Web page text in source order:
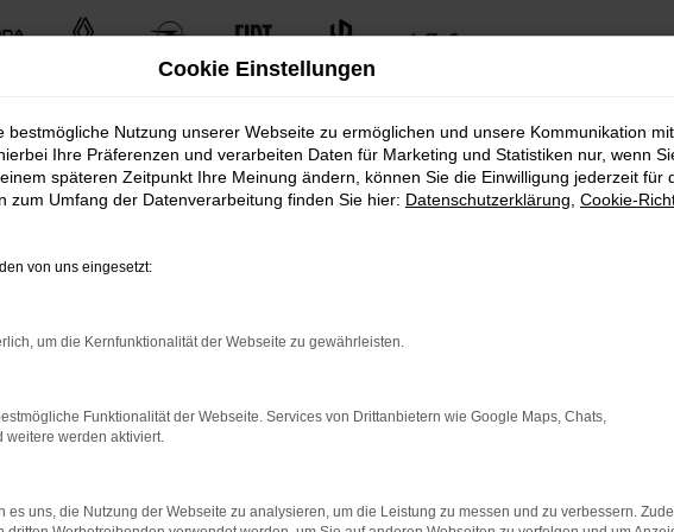
Gebrauchtfahrzeugen.
umfangreichen Fuhrpark. Von kleinen Stadtautos bis hin zu
und -typen. Finden Sie das perfekte Fahrzeug für Ihre
Cookie Einstellungen
bestmögliche Nutzung unserer Webseite zu ermöglichen und unsere Kommunikation
Ihre Präferenzen und verarbeiten Daten für Marketing und Statistiken nur, wenn
späteren Zeitpunkt Ihre Meinung ändern, können Sie die Einwilligung jederzeit für
zum Umfang der Datenverarbeitung finden Sie hier: Datenschutzerklärung Cookie-
von uns eingesetzt:
um die Kernfunktionalität der Webseite zu gewährleisten.
Funktionalität der Webseite. Services von Drittanbietern wie Google Maps, Chats,
weitere werden aktiviert.
es uns, die Nutzung der Webseite zu analysieren, um die Leistung zu messen und zu verbessern.